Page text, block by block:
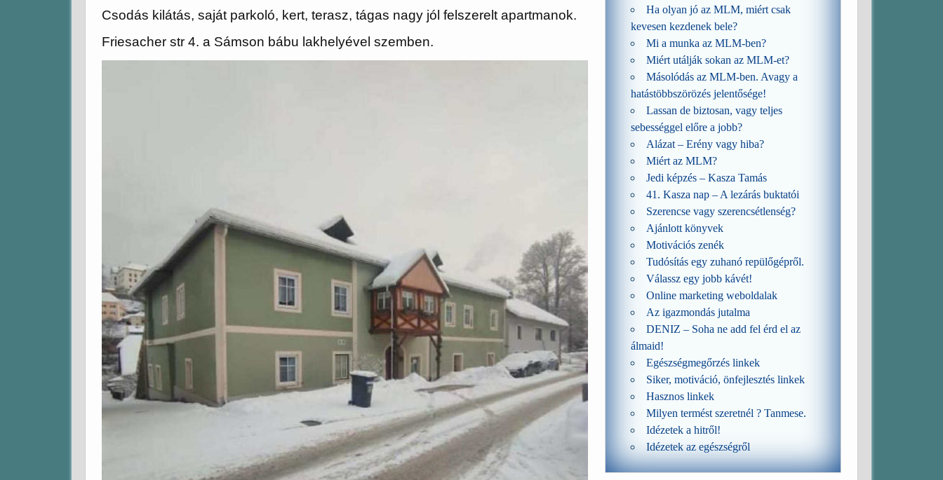
Csodás kilátás, saját parkoló, kert, terasz, tágas nagy jól felszerelt apartmanok.
Friesacher str 4. a Sámson bábu lakhelyével szemben.
Ha olyan jó az MLM, miért csak
kevesen kezdenek bele?
Mi a munka az MLM-ben?
Miért utálják sokan az MLM-et?
Másolódás az MLM-ben. Avagy a
hatástöbbszörözés jelentősége!
Lassan de biztosan, vagy teljes
sebességgel előre a jobb?
Alázat – Erény vagy hiba?
Miért az MLM?
Jedi képzés – Kasza Tamás
41. Kasza nap – A lezárás buktatói
Szerencse vagy szerencsétlenség?
Ajánlott könyvek
Motivációs zenék
Tudósítás egy zuhanó repülőgépről.
Válassz egy jobb kávét!
Online marketing weboldalak
Az igazmondás jutalma
DENIZ – Soha ne add fel érd el az
álmaid!
Egészségmegőrzés linkek
Siker, motiváció, önfejlesztés linkek
Hasznos linkek
Milyen termést szeretnél ? Tanmese.
Idézetek a hitről!
Idézetek az egészségről